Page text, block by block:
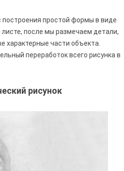
построения простой формы в виде
после мы размечаем детали,
характерные части объекта.
переработок всего рисунка в
рисунок